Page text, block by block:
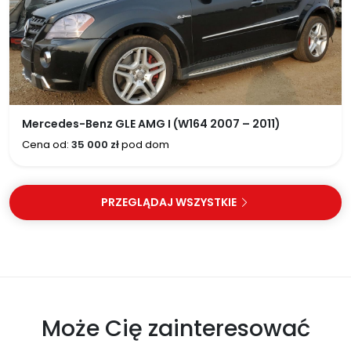
Mercedes-Benz GLE AMG I (W164 2007 – 2011)
Cena od: 35 000 złpod dom
PRZEGLĄDAJ WSZYSTKIE
Może Cię zainteresować